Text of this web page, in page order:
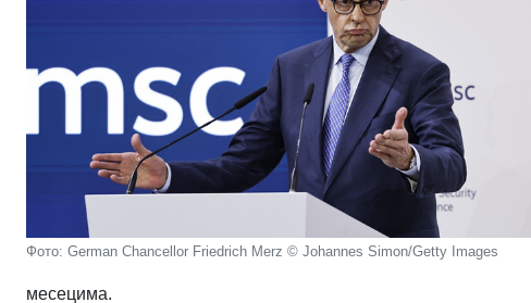
Фото: German Chancellor Friedrich Merz © Johannes Simon/Getty Images
месецима.